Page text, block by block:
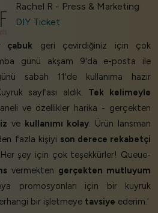
Rachel R - Press & Marketing
DIY Ticket
çabuk geri çevirdiğiniz için çok
günü akşam 9'da e-posta ile
sabah 11'de kullanıma hazır
sayfası aldık. Tek kelimeyle
ve özellikler harika - gerçekten
ve kullanımı kolay. Ürün lansman
fazla kişiyi son derece rekabetçi
şey için çok teşekkürler! Queue-
vermekten gerçekten mutluyum
promosyonları için bir kuyruk
bir işletmeye tavsiye ederim.’